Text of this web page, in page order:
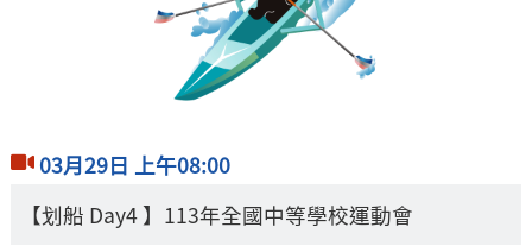
03月29日 上午08:00
【划船 Day4 】113年全國中等學校運動會